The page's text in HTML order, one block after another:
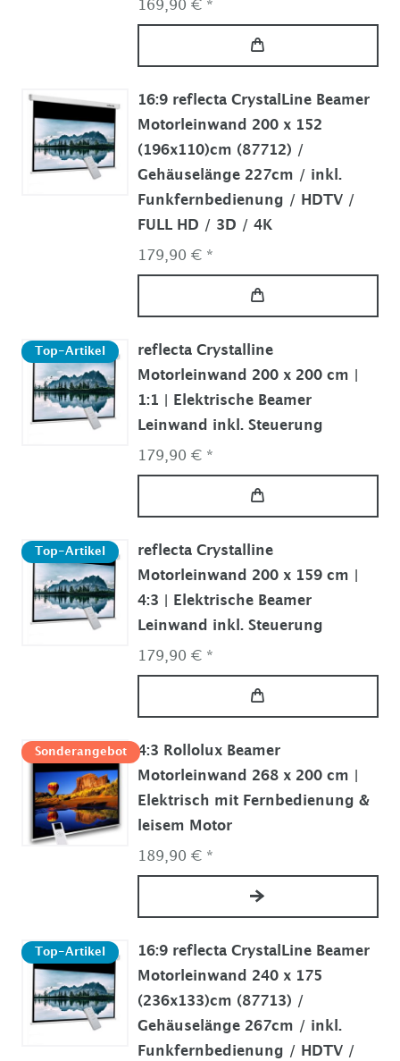
169,90 € *
16:9 reflecta CrystalLine Beamer
Motorleinwand 200 x 152
(196x110)cm (87712) /
Gehäuselänge 227cm / inkl.
Funkfernbedienung / HDTV /
FULL HD / 3D / 4K
179,90 € *
Top-Artikel
reflecta Crystalline
Motorleinwand 200 x 200 cm |
1:1 | Elektrische Beamer
Leinwand inkl. Steuerung
179,90 € *
Top-Artikel
reflecta Crystalline
Motorleinwand 200 x 159 cm |
4:3 | Elektrische Beamer
Leinwand inkl. Steuerung
179,90 € *
Sonderangebot
4:3 Rollolux Beamer
Motorleinwand 268 x 200 cm |
Elektrisch mit Fernbedienung &
leisem Motor
189,90 € *
Top-Artikel
16:9 reflecta CrystalLine Beamer
Motorleinwand 240 x 175
(236x133)cm (87713) /
Gehäuselänge 267cm / inkl.
Funkfernbedienung / HDTV /